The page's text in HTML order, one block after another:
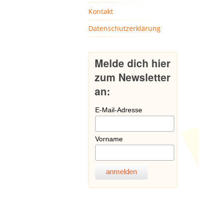
Kontakt
Datenschutzerklärung
Melde dich hier
zum Newsletter
an:
E-Mail-Adresse
Vorname